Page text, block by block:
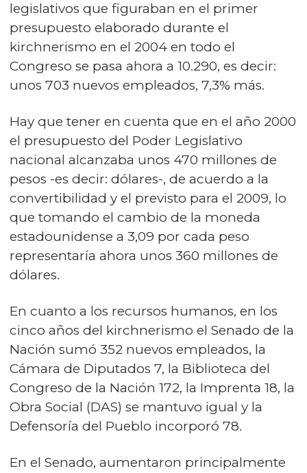
legislativos que figuraban en el primer
presupuesto elaborado durante el
kirchnerismo en el 2004 en todo el
Congreso se pasa ahora a 10.290, es decir:
unos 703 nuevos empleados, 7,3% más.
Hay que tener en cuenta que en el año 2000
el presupuesto del Poder Legislativo
nacional alcanzaba unos 470 millones de
pesos -es decir: dólares-, de acuerdo a la
convertibilidad y el previsto para el 2009, lo
que tomando el cambio de la moneda
estadounidense a 3,09 por cada peso
representaría ahora unos 360 millones de
dólares.
En cuanto a los recursos humanos, en los
cinco años del kirchnerismo el Senado de la
Nación sumó 352 nuevos empleados, la
Cámara de Diputados 7, la Biblioteca del
Congreso de la Nación 172, la Imprenta 18, la
Obra Social (DAS) se mantuvo igual y la
Defensoría del Pueblo incorporó 78.
En el Senado, aumentaron principalmente